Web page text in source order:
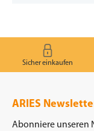
Sicher einkaufen
ARIES
Abonniere unseren